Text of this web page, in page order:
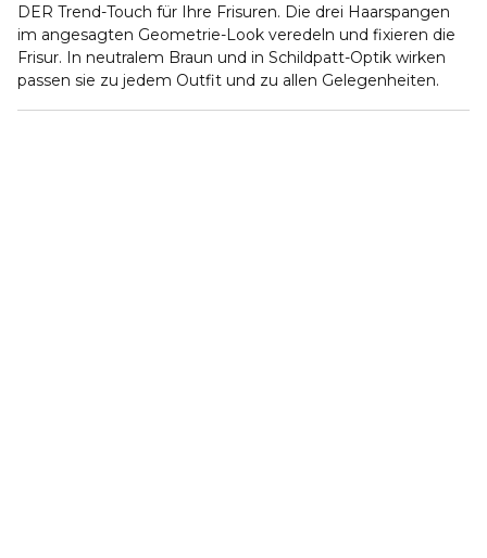
DER Trend-Touch für Ihre Frisuren. Die drei Haarspangen
im angesagten Geometrie-Look veredeln und fixieren die
Frisur. In neutralem Braun und in Schildpatt-Optik wirken
passen sie zu jedem Outfit und zu allen Gelegenheiten.